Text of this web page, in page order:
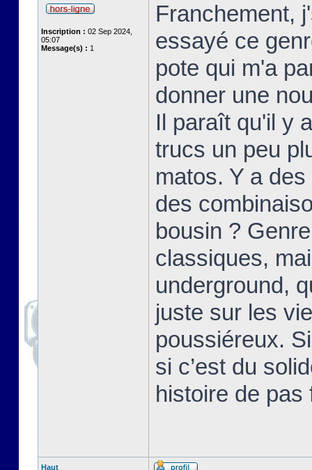
Inscription : 02 Sep 2024,
05:07
Message(s) : 1
Franchement,
essayé ce
pote qui m'a
donner une
Il paraît qu'il y
trucs un peu
matos. Y a
des
bousin ?
classiques,
underground,
juste sur les
poussiéreux.
si c’est du
histoire de pas
Haut